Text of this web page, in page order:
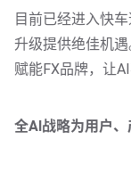
目前已经进入快
升级提供绝佳机
赋能FX品牌，让
全AI战略为用户